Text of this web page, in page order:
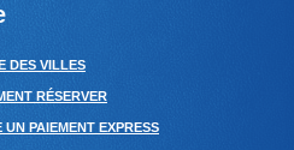
DES VILLES
RÉSERVER
UN PAIEMENT EXPRESS